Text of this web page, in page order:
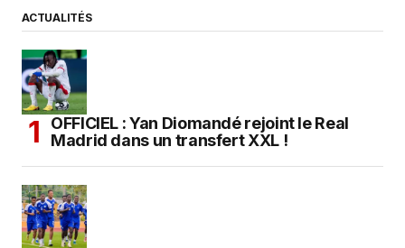
ACTUALITÉS
OFFICIEL : Yan Diomandé rejoint le Real
Madrid dans un transfert XXL !